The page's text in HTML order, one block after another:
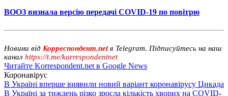
ВООЗ визнала версію передачі COVID-19 по повітрю
Новини від Корреспондент.netв Telegram. Підписуйтесь на наш
канал https://t.me/korrespondentnet
Читайте Korrespondent.net в Google News
Коронавірус
В Україні вперше виявили новий варіант коронавірусу Цикада
В Україні за тиждень різко зросла кількість хворих на COVID-